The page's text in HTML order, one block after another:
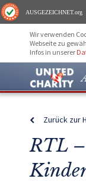
AUSGEZEICHNET.org
Wir verwenden
Webseite zu
Infos in unserer
Zurück zur
RTL